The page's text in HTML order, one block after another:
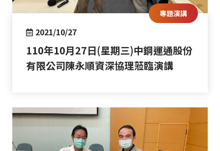
專題演講
2021/10/27
110年10月27日(星期三)中鋼運通股份
有限公司陳永順資深協理蒞臨演講